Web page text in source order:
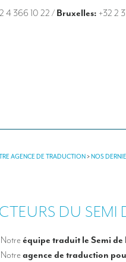
4 366 10 22 / Bruxelles: +32 2
AGENCE DE TRADUCTION>NOS
DU SEMI
Notreéquipe traduit le Semi de
Notreagence de traduction